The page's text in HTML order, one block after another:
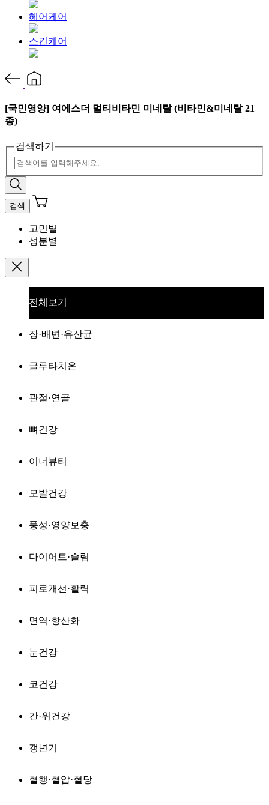
헤어케어
스킨케어
[국민영양] 여에스더 멀티비타민 미네랄 (비타민&미네랄 21
종)
검색하기
검색
고민별
성분별
전체보기
장·배변·유산균
글루타치온
관절·연골
뼈건강
이너뷰티
모발건강
풍성·영양보충
다이어트·슬림
피로개선·활력
면역·항산화
눈건강
코건강
간·위건강
갱년기
혈행·혈압·혈당